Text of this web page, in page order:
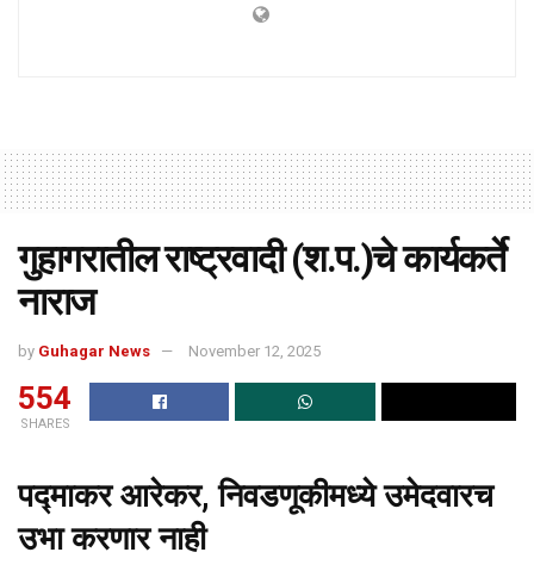
गुहागरातील राष्ट्रवादी (श.प.)चे कार्यकर्ते
नाराज
by Guhagar News November 12, 2025
554
SHARES
पद्माकर आरेकर, निवडणूकीमध्ये उमेदवारच
उभा करणार नाही